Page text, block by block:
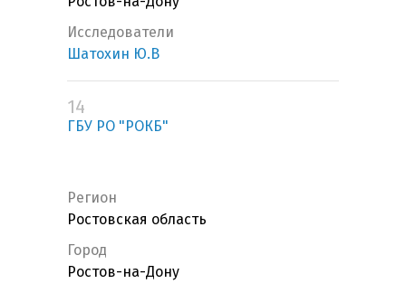
Исследователи
Шатохин Ю.В
14
ГБУ РО "РОКБ"
Регион
Ростовская область
Город
Ростов-на-Дону